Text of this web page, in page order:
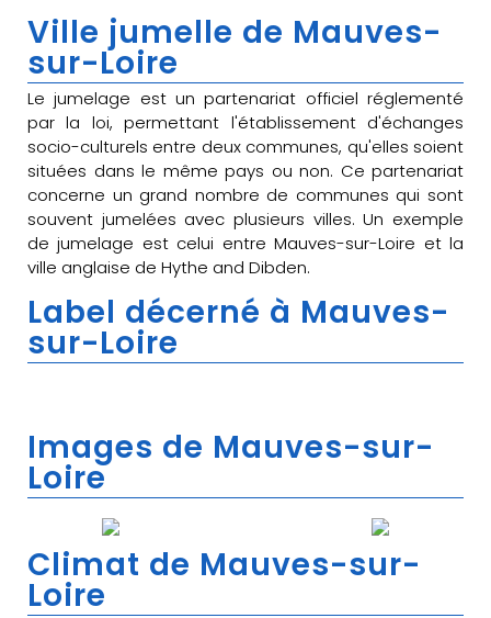
Ville jumelle de Mauves-
sur-Loire
Le jumelage est un partenariat officiel réglementé
par la loi, permettant l'établissement d'échanges
socio-culturels entre deux communes, qu'elles soient
situées dans le même pays ou non. Ce partenariat
concerne un grand nombre de communes qui sont
souvent jumelées avec plusieurs villes. Un exemple
de jumelage est celui entre Mauves-sur-Loire et la
ville anglaise de Hythe and Dibden.
Label décerné à Mauves-
sur-Loire
Images de Mauves-sur-
Loire
Climat de Mauves-sur-
Loire